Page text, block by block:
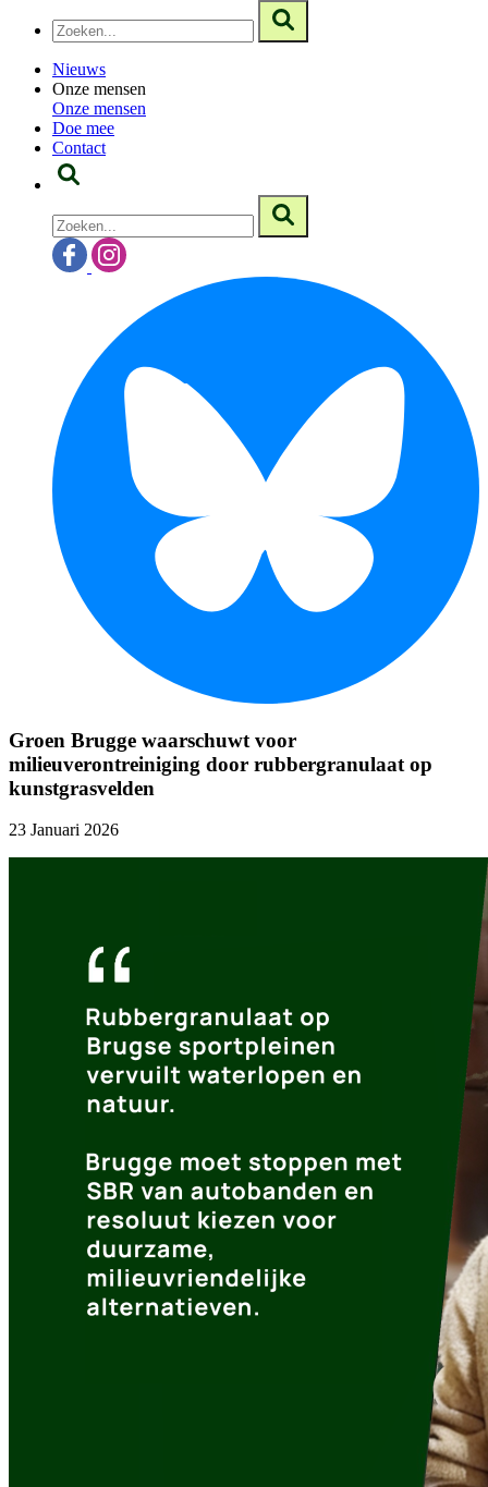
Nieuws
Onze mensen
Onze mensen
Doe mee
Contact
Groen Brugge waarschuwt voor
milieuverontreiniging door rubbergranulaat op
kunstgrasvelden
23 Januari 2026